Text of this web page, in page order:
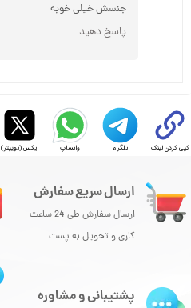
جنسش خیلی خوبه
پاسخ دهید
کپی کردن لینک تلگرام واتساپ ایکس (توییتر)
ارسال سریع سفارش
ارسال سفارش طی 24 ساعت
کاری و تحویل به پست
پشتیبانی و مشاوره